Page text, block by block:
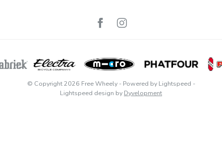
© Copyright 2026 Free Wheely- Powered by Lightspeed -
Lightspeed design by Dyvelopment